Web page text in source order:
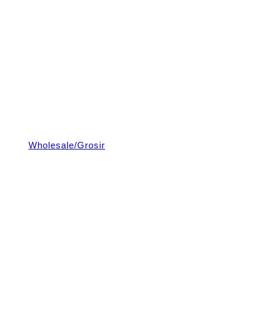
Wholesale/Grosir